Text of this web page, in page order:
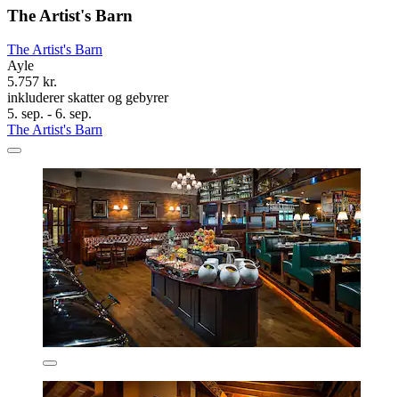
The Artist's Barn
The Artist's Barn
Ayle
5.757 kr.
inkluderer skatter og gebyrer
5. sep. - 6. sep.
The Artist's Barn